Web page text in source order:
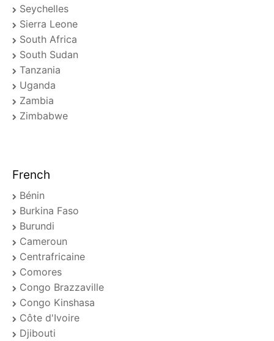
Seychelles
Sierra Leone
South Africa
South Sudan
Tanzania
Uganda
Zambia
Zimbabwe
French
Bénin
Burkina Faso
Burundi
Cameroun
Centrafricaine
Comores
Congo Brazzaville
Congo Kinshasa
Côte d'Ivoire
Djibouti